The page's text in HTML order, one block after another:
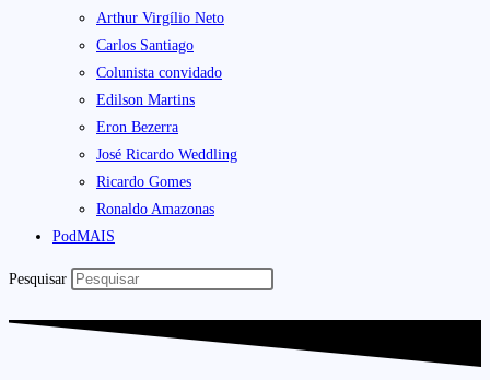
Arthur Virgílio Neto
Carlos Santiago
Colunista convidado
Edilson Martins
Eron Bezerra
José Ricardo Weddling
Ricardo Gomes
Ronaldo Amazonas
PodMAIS
Pesquisar